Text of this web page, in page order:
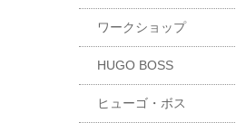
ワークショップ
HUGO BOSS
ヒューゴ・ボス